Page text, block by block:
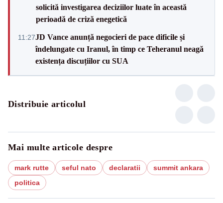
solicită investigarea deciziilor luate în această
perioadă de criză enegetică
11:27JD Vance anunță negocieri de pace dificile și
îndelungate cu Iranul, în timp ce Teheranul neagă
existența discuțiilor cu SUA
Distribuie articolul
Mai multe articole despre
mark rutte seful nato declaratii
summit ankara
politica